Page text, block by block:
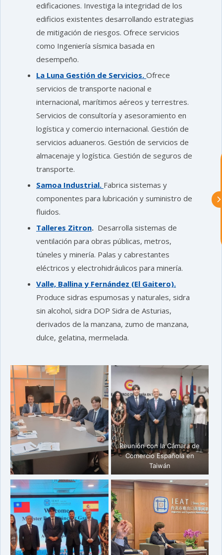
edificaciones. Investiga la integridad de los
edificios existentes desarrollando estrategias
de mitigación de riesgos. Ofrece servicios
como Ingeniería sísmica basada en
desempeño.
La Luna Gestión de Servicios. Ofrece
servicios de transporte nacional e
internacional, marítimos aéreos y terrestres.
Servicios de consultoría y asesoramiento en
logística y comercio internacional. Gestión de
servicios aduaneros. Gestión de servicios de
almacenaje y logística. Gestión de seguros de
transporte.
Samoa Industrial. Fabrica sistemas y
componentes para lubricación y suministro de
fluidos.
Talleres Zitron. Desarrolla sistemas de
ventilación para obras públicas, metros,
túneles y minería. Palas y cabrestantes
eléctricos y electrohidráulicos para minería.
Valle, Ballina y Fernández (El Gaitero).
Produce sidras espumosas y naturales, sidra
sin alcohol, sidra DOP Sidra de Asturias,
derivados de la manzana, zumo de manzana,
dulce, gelatina, mermelada.
Reunión con la Cámara de
Comercio Española en
Taiwán
astu
exportar importa
¡Hola, soy Astu
Estoy aquí para
tu empresa e informarte sobre los
eventos y actividades que lleva a cabo
Asturex.
Al continuar con la Conversación,
aceptas nuestra